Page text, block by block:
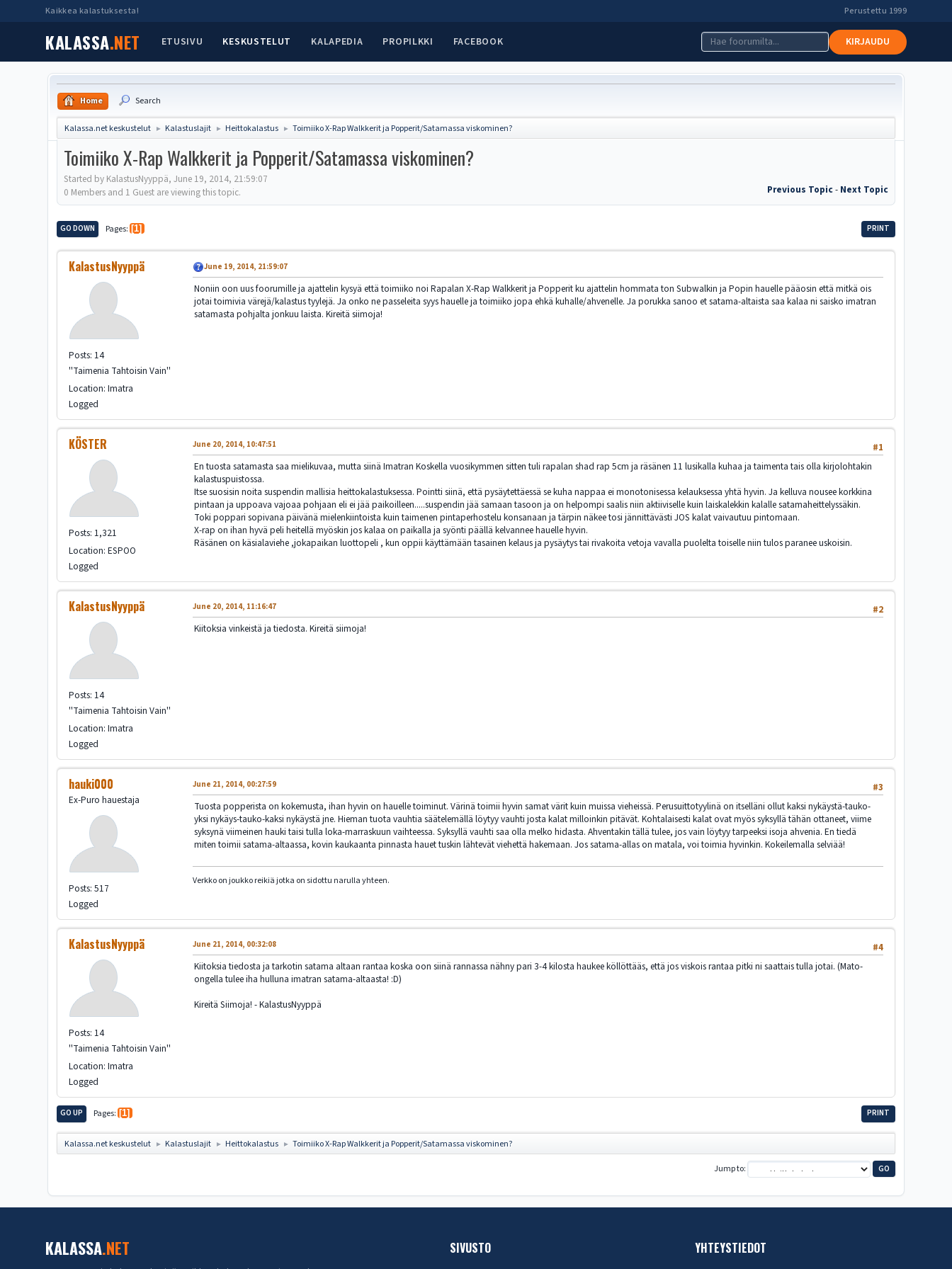
Kaikkea kalastuksesta! Perustettu 1999
KALASSA.NET ETUSIVU KESKUSTELUT KALAPEDIA PROPILKKI FACEBOOK KIRJAUDU
Home Search
Kalassa.net keskustelut ► Kalastuslajit ► Heittokalastus ► Toimiiko X-Rap Walkkerit ja Popperit/Satamassa viskominen?
Toimiiko X-Rap Walkkerit ja Popperit/Satamassa viskominen?
Started by KalastusNyyppä, June 19, 2014, 21:59:07
Previous Topic- Next Topic
0 Members and 1 Guest are viewing this topic.
PRINT
GO DOWN Pages 1
KalastusNyyppä
Posts: 14
''Taimenia Tahtoisin Vain''
Location: Imatra
Logged
June 19, 2014, 21:59:07
Noniin oon uus foorumille ja ajattelin kysyä että toimiiko noi Rapalan X-Rap Walkkerit ja Popperit ku ajattelin hommata ton Subwalkin ja Popin hauelle pääosin että mitkä ois
jotai toimivia värejä/kalastus tyylejä. Ja onko ne passeleita syys hauelle ja toimiiko jopa ehkä kuhalle/ahvenelle. Ja porukka sanoo et satama-altaista saa kalaa ni saisko imatran
satamasta pohjalta jonkuu laista. Kireitä siimoja!
KÖSTER
Posts: 1,321
Location: ESPOO
Logged
#1
June 20, 2014, 10:47:51
En tuosta satamasta saa mielikuvaa, mutta siinä Imatran Koskella vuosikymmen sitten tuli rapalan shad rap 5cm ja räsänen 11 lusikalla kuhaa ja taimenta tais olla kirjolohtakin
kalastuspuistossa.
Itse suosisin noita suspendin mallisia heittokalastuksessa. Pointti siinä, että pysäytettäessä se kuha nappaa ei monotonisessa kelauksessa yhtä hyvin. Ja kelluva nousee korkkina
pintaan ja uppoava vajoaa pohjaan eli ei jää paikoilleen.....suspendin jää samaan tasoon ja on helpompi saalis niin aktiiviselle kuin laiskalekkin kalalle satamaheittelyssäkin.
Toki poppari sopivana päivänä mielenkiintoista kuin taimenen pintaperhostelu konsanaan ja tärpin näkee tosi jännittävästi JOS kalat vaivautuu pintomaan.
X-rap on ihan hyvä peli heitellä myöskin jos kalaa on paikalla ja syönti päällä kelvannee hauelle hyvin.
Räsänen on käsialaviehe ,jokapaikan luottopeli , kun oppii käyttämään tasainen kelaus ja pysäytys tai rivakoita vetoja vavalla puolelta toiselle niin tulos paranee uskoisin.
KalastusNyyppä
Posts: 14
''Taimenia Tahtoisin Vain''
Location: Imatra
Logged
#2
June 20, 2014, 11:16:47
Kiitoksia vinkeistä ja tiedosta. Kireitä siimoja!
hauki000
Ex-Puro hauestaja
Posts: 517
Logged
#3
June 21, 2014, 00:27:59
Tuosta popperista on kokemusta, ihan hyvin on hauelle toiminut. Värinä toimii hyvin samat värit kuin muissa vieheissä. Perusuittotyylinä on itselläni ollut kaksi nykäystä-tauko-
yksi nykäys-tauko-kaksi nykäystä jne. Hieman tuota vauhtia säätelemällä löytyy vauhti josta kalat milloinkin pitävät. Kohtalaisesti kalat ovat myös syksyllä tähän ottaneet, viime
syksynä viimeinen hauki taisi tulla loka-marraskuun vaihteessa. Syksyllä vauhti saa olla melko hidasta. Ahventakin tällä tulee, jos vain löytyy tarpeeksi isoja ahvenia. En tiedä
miten toimii satama-altaassa, kovin kaukaanta pinnasta hauet tuskin lähtevät viehettä hakemaan. Jos satama-allas on matala, voi toimia hyvinkin. Kokeilemalla selviää!
Verkko on joukko reikiä jotka on sidottu narulla yhteen.
KalastusNyyppä
Posts: 14
''Taimenia Tahtoisin Vain''
Location: Imatra
Logged
#4
June 21, 2014, 00:32:08
Kiitoksia tiedosta ja tarkotin satama altaan rantaa koska oon siinä rannassa nähny pari 3-4 kilosta haukee köllöttääs, että jos viskois rantaa pitki ni saattais tulla jotai. (Mato-
ongella tulee iha hulluna imatran satama-altaasta! :D)
Kireitä Siimoja! - KalastusNyyppä
PRINT
GO UP Pages 1
Kalassa.net keskustelut ► Kalastuslajit ► Heittokalastus ► Toimiiko X-Rap Walkkerit ja Popperit/Satamassa viskominen?
Jump to
KALASSA.NET SIVUSTO YHTEYSTIEDOT